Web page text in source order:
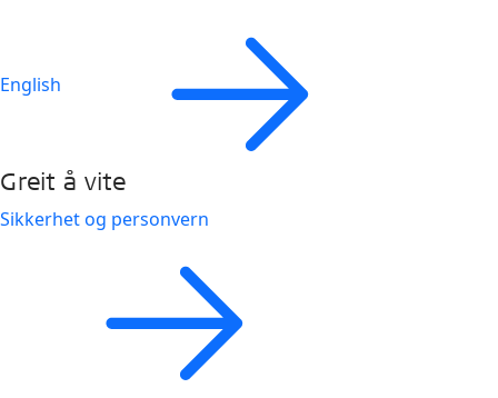
English
Greit å vite
Sikkerhet og personvern